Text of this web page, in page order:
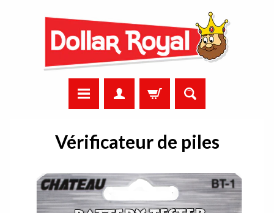
Vérificateur de piles